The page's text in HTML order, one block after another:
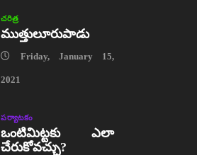
చరిత్ర
ముత్తులూరుపాడు
Friday, January 15,
2021
పర్యాటకం
ఒంటిమిట్టకు ఎలా
చేరుకోవచ్చు?